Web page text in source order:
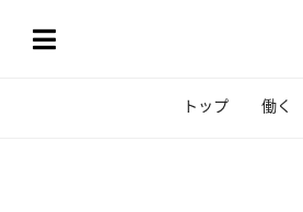
トップ 働く